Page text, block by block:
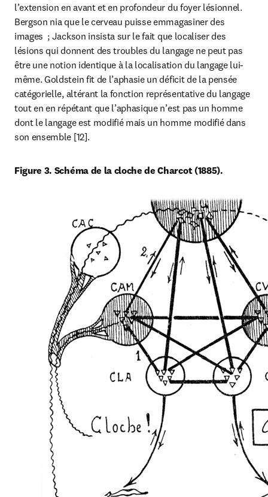
l’extension en avant et en profondeur du foyer lésionnel.
Bergson nia que le cerveau puisse emmagasiner des
images  ; Jackson insista sur le fait que localiser des
lésions qui donnent des troubles du langage ne peut pas
être une notion identique à la localisation du langage lui-
même. Goldstein fit de l’aphasie un déficit de la pensée
catégorielle, altérant la fonction représentative du langage
tout en en répétant que l’aphasique n’est pas un homme
dont le langage est modifié mais un homme modifié dans
son ensemble [12].
Figure 3. Schéma de la cloche de Charcot (1885).